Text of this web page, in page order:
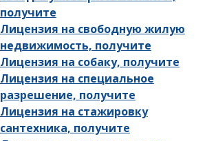
получите
Лицензия на свободную жилую
недвижимость, получите
Лицензия на собаку, получите
Лицензия на специальное
разрешение, получите
Лицензия на стажировку
сантехника, получите